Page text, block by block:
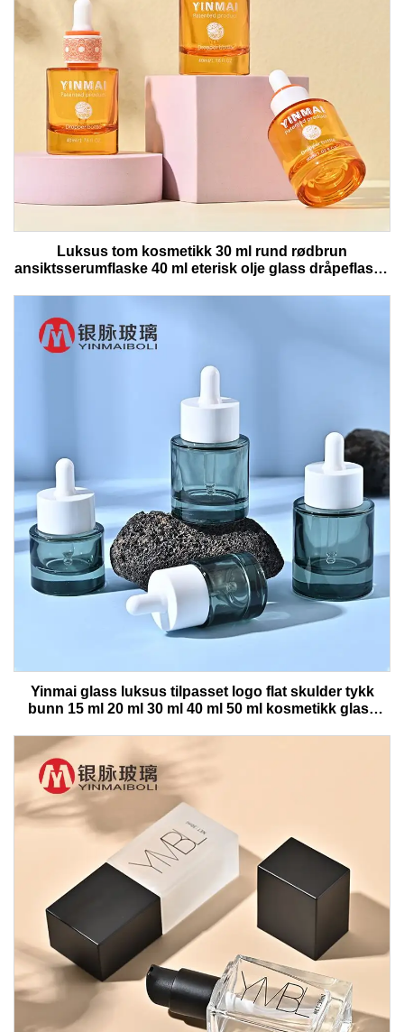
Luksus tom kosmetikk 30 ml rund rødbrun
ansiktsserumflaske 40 ml eterisk olje glass dråpeflaske
Yinmai glass luksus tilpasset logo flat skulder tykk
bunn 15 ml 20 ml 30 ml 40 ml 50 ml kosmetikk glass